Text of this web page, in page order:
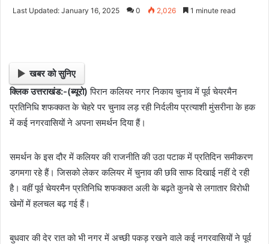
e
m
a
Last Updated: January 16, 2025 0 2,026 1 minute read
खबर को सुनिए
क्लिक उत्तराखंड:-(ब्यूरो) पिरान कलियर नगर निकाय चुनाव में पूर्व चेयरमैन
प्रतिनिधि शफक्कत के चेहरे पर चुनाव लड़ रही निर्दलीय प्रत्याशी मुंसरीना के हक
में कई नगरवासियों ने अपना समर्थन दिया हैं।
समर्थन के इस दौर में कलियर की राजनीति की उठा पटाक में प्रतिदिन समीकरण
डगमगा रहे हैं। जिसको लेकर कलियर में चुनाव की छवि साफ दिखाई नहीं दे रही
है। वहीं पूर्व चेयरमैन प्रतिनिधि शफक्कत अली के बढ़ते कुनबे से लगातार विरोधी
खेमों में हलचल बढ़ गई हैं।
बुधवार की देर रात को भी नगर में अच्छी पकड़ रखने वाले कई नगरवासियों ने पूर्व